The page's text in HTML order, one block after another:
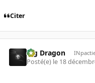
Citer
Big Dragon
Posté(e) le 18